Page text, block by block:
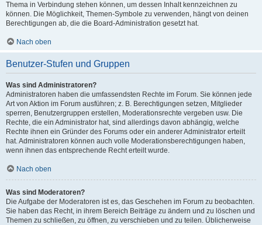
Thema in Verbindung stehen können, um dessen Inhalt kennzeichnen zu
können. Die Möglichkeit, Themen-Symbole zu verwenden, hängt von deinen
Berechtigungen ab, die die Board-Administration gesetzt hat.
Nach oben
Benutzer-Stufen und Gruppen
Was sind Administratoren?
Administratoren haben die umfassendsten Rechte im Forum. Sie können jede
Art von Aktion im Forum ausführen; z. B. Berechtigungen setzen, Mitglieder
sperren, Benutzergruppen erstellen, Moderationsrechte vergeben usw. Die
Rechte, die ein Administrator hat, sind allerdings davon abhängig, welche
Rechte ihnen ein Gründer des Forums oder ein anderer Administrator erteilt
hat. Administratoren können auch volle Moderationsberechtigungen haben,
wenn ihnen das entsprechende Recht erteilt wurde.
Nach oben
Was sind Moderatoren?
Die Aufgabe der Moderatoren ist es, das Geschehen im Forum zu beobachten.
Sie haben das Recht, in ihrem Bereich Beiträge zu ändern und zu löschen und
Themen zu schließen, zu öffnen, zu verschieben und zu teilen. Üblicherweise